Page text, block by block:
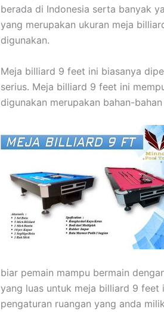
berada di Indonesia serta banyak
yang merupakan ukuran meja
digunakan.
Meja billiard 9 feet ini biasanya
serius. Meja billiard 9 feet ini
digunakan merupakan bahan-
biar pemain mampu bermain
yang luas untuk meja billiard 9 feet
pengaturan ruangan yang anda